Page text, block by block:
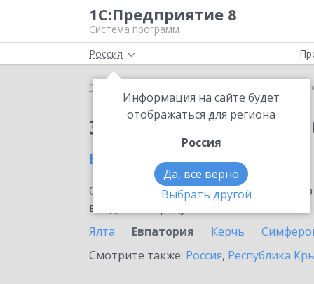
1С:Предприятие 8
Система программ
Россия
Информация на сайте будет
отображаться для региона
Россия
Да, все верно
Выбрать другой
Главная
Заказать 1С:Сверка
в Евпатории
Ознакомьтесь с информационными
внедрение продукта.
Ялта
Евпатория Керчь
Смотрите также: Россия, Республика